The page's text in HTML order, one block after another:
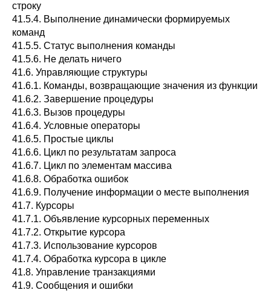
строку
41.5.4. Выполнение динамически формируемых
команд
41.5.5. Статус выполнения команды
41.5.6. Не делать ничего
41.6. Управляющие структуры
41.6.1. Команды, возвращающие значения из функции
41.6.2. Завершение процедуры
41.6.3. Вызов процедуры
41.6.4. Условные операторы
41.6.5. Простые циклы
41.6.6. Цикл по результатам запроса
41.6.7. Цикл по элементам массива
41.6.8. Обработка ошибок
41.6.9. Получение информации о месте выполнения
41.7. Курсоры
41.7.1. Объявление курсорных переменных
41.7.2. Открытие курсора
41.7.3. Использование курсоров
41.7.4. Обработка курсора в цикле
41.8. Управление транзакциями
41.9. Сообщения и ошибки